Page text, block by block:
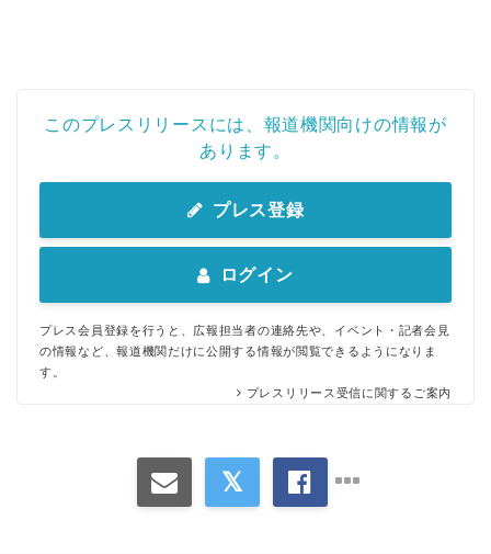
このプレスリリースには、報道機関向けの情報が
あります。
プレス登録
ログイン
プレス会員登録を行うと、広報担当者の連絡先や、イベント・記者会見
の情報など、報道機関だけに公開する情報が閲覧できるようになりま
す。
プレスリリース受信に関するご案内